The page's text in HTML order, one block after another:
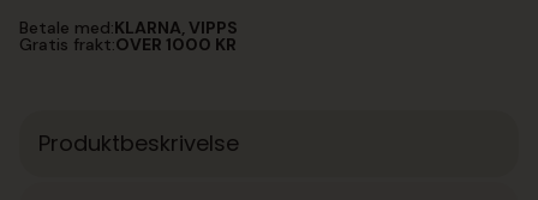
Betale med:KLARNA, VIPPS
Gratis frakt:OVER 1000 KR
Produktbeskrivelse